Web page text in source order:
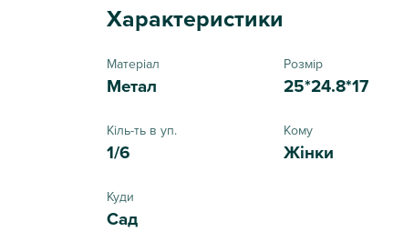
Характеристики
Матеріал
Метал
Розмір
25*24.8*17
Кіль-ть в уп.
1/6
Кому
Жінки
Куди
Сад